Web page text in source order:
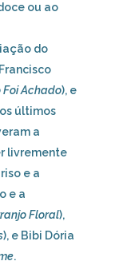
ou ao
do
Foi Achado), e
últimos
a
livremente
e a
e a
Floral),
), e Bibi Dória
.